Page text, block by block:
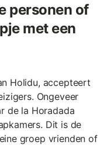
personen of
met een
Holidu, accepteert
Ongeveer
de la Horadada
Dit is de
groep vrienden of